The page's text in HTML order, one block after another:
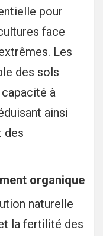
pour
face
Les
des sols
à
ainsi
des
organique
naturelle
la fertilité des